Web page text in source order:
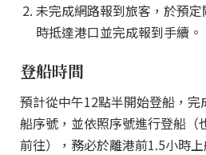
未完成網路報到旅客，於預
時抵達港口並完成報到手續。
登船時間
預計從中午12點半開始登船，
船序號，並依照序號進行登船（
前往），務必於離港前1.5小時